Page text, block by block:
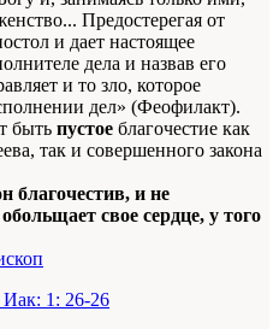
Предостерегая от
и дает настоящее
дела и назвав его
и то зло, которое
дел» (Феофилакт).
быть пустое благочестие как
так и совершенного закона
благочестив, и не
свое сердце, у того
Иак: 1: 26-26